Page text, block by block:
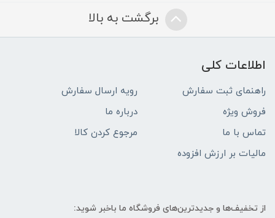
برگشت به بالا
اطلاعات کلی
راهنمای ثبت سفارش
رویه ارسال سفارش
فروش ویژه
درباره ما
تماس با ما
مرجوع کردن کالا
مالیات بر ارزش افزوده
از تخفیف‌ها و جدیدترین‌های فروشگاه ما باخبر شوید: